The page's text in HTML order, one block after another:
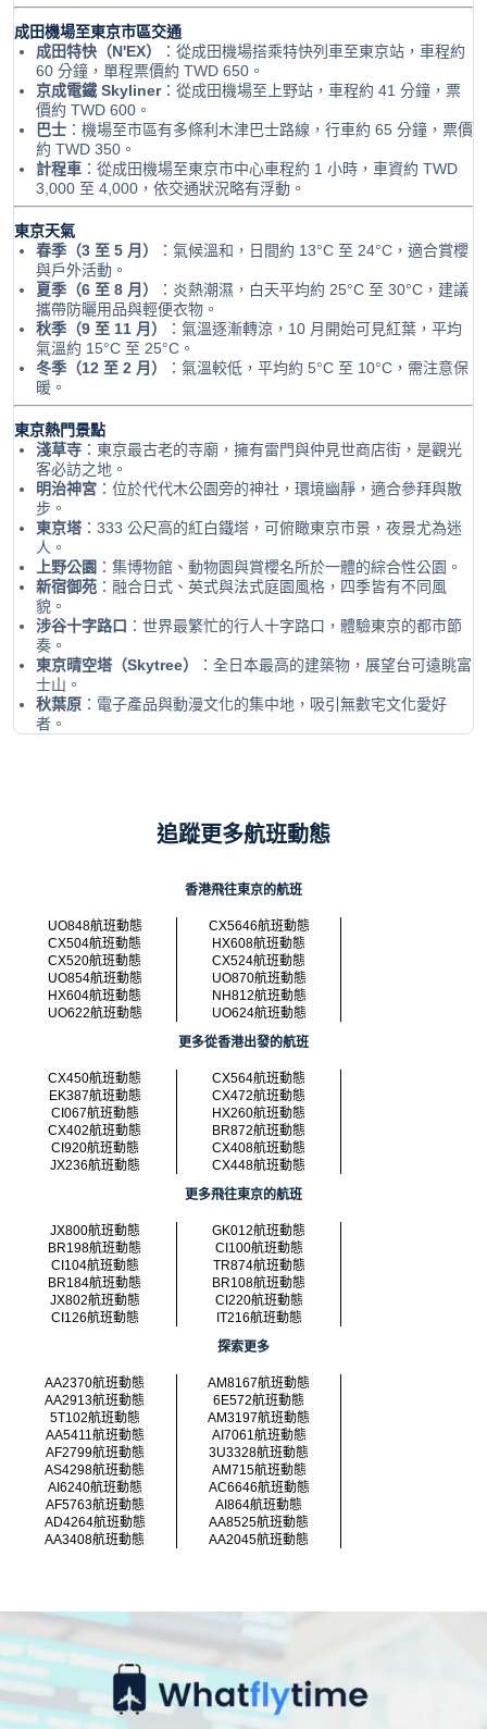
成田機場至東京市區交通
成田特快（N'EX）
：從成田機場搭乘特快列車至東京站，車程約
60 分鐘，單程票價約 TWD 650。
京成電鐵 Skyliner：從成田機場至上野站，車程約 41 分鐘，票
價約 TWD 600。
巴士 ：機場至市區有多條利木津巴士路線，行車約 65 分鐘，票價
約 TWD 350。
計程車 ：從成田機場至東京市中心車程約 1 小時，車資約 TWD
3,000 至 4,000，依交通狀況略有浮動。
東京天氣
春季（3 至 5 月）
：氣候溫和，日間約 13°C 至 24°C，適合賞櫻
與戶外活動。
夏季（6 至 8 月）
：炎熱潮濕，白天平均約 25°C 至 30°C，建議
攜帶防曬用品與輕便衣物。
秋季（9 至 11 月）
：氣溫逐漸轉涼，10 月開始可見紅葉，平均
氣溫約 15°C 至 25°C。
冬季（12 至 2 月）
：氣溫較低，平均約 5°C 至 10°C，需注意保
暖。
東京熱門景點
淺草寺 ：東京最古老的寺廟，擁有雷門與仲見世商店街，是觀光
客必訪之地。
明治神宮 ：位於代代木公園旁的神社，環境幽靜，適合參拜與散
步。
東京塔 ：333 公尺高的紅白鐵塔，可俯瞰東京市景，夜景尤為迷
人。
上野公園 ：集博物館、動物園與賞櫻名所於一體的綜合性公園。
新宿御苑 ：融合日式、英式與法式庭園風格，四季皆有不同風
貌。
涉谷十字路口 ：世界最繁忙的行人十字路口，體驗東京的都市節
奏。
東京晴空塔（Skytree）
：全日本最高的建築物，展望台可遠眺富
士山。
秋葉原 ：電子產品與動漫文化的集中地，吸引無數宅文化愛好
者。
追蹤更多航班動態
香港飛往東京的航班
UO848航班動態
CX5646航班動態
CX504航班動態
HX608航班動態
CX520航班動態
CX524航班動態
UO854航班動態
UO870航班動態
HX604航班動態
NH812航班動態
UO622航班動態
UO624航班動態
更多從香港出發的航班
CX450航班動態
CX564航班動態
EK387航班動態
CX472航班動態
CI067航班動態
HX260航班動態
CX402航班動態
BR872航班動態
CI920航班動態
CX408航班動態
JX236航班動態
CX448航班動態
更多飛往東京的航班
JX800航班動態
GK012航班動態
BR198航班動態
CI100航班動態
CI104航班動態
TR874航班動態
BR184航班動態
BR108航班動態
JX802航班動態
CI220航班動態
CI126航班動態
IT216航班動態
探索更多
AA2370航班動態
AM8167航班動態
AA2913航班動態
6E572航班動態
5T102航班動態
AM3197航班動態
AA5411航班動態
AI7061航班動態
AF2799航班動態
3U3328航班動態
AS4298航班動態
AM715航班動態
AI6240航班動態
AC6646航班動態
AF5763航班動態
AI864航班動態
AD4264航班動態
AA8525航班動態
AA3408航班動態
AA2045航班動態